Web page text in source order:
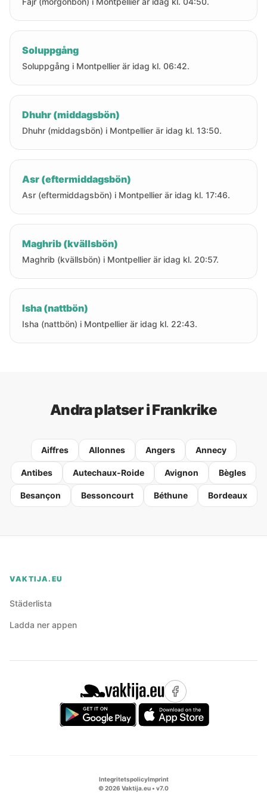
Soluppgång
Soluppgång i Montpellier är idag kl. 06:42.
Dhuhr (middagsbön)
Dhuhr (middagsbön) i Montpellier är idag kl. 13:50.
Asr (eftermiddagsbön)
Asr (eftermiddagsbön) i Montpellier är idag kl. 17:46.
Maghrib (kvällsbön)
Maghrib (kvällsbön) i Montpellier är idag kl. 20:57.
Isha (nattbön)
Isha (nattbön) i Montpellier är idag kl. 22:43.
Andra platser i Frankrike
Aiffres Allonnes Angers Annecy
Antibes Autechaux-Roide Avignon Bègles
Besançon Bessoncourt Béthune Bordeaux
VAKTIJA.EU
Städerlista
Ladda ner appen
IntegritetspolicyImprint
©2026 Vaktija.eu • v7.0